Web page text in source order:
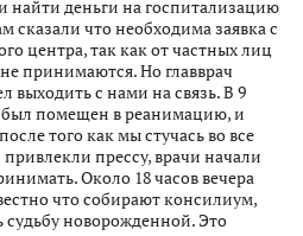
найти деньги на госпитализацию
сказали что необходима заявка с
центра, так как от частных лиц
принимаются. Но главврач
выходить с нами на связь. В 9
был помещен в реанимацию, и
того как мы стучась во все
прессу, врачи начали
Около 18 часов вечера
что собирают консилиум,
судьбу новорожденной. Это